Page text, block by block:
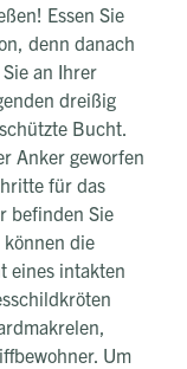
Essen Sie
denn danach
an Ihrer
dreißig
Bucht.
Anker geworfen
für das
befinden Sie
die
eines intakten
Um